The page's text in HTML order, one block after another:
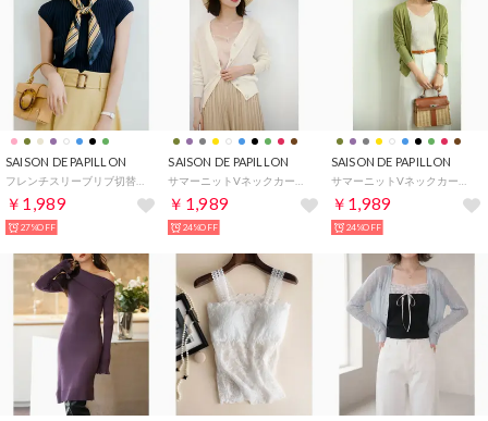
SAISON DE PAPILLON
￥1,989
27%OFF
SAISON DE PAPILLON
￥1,989
24%OFF
SAISON DE PAPILLON
￥1,989
24%OFF